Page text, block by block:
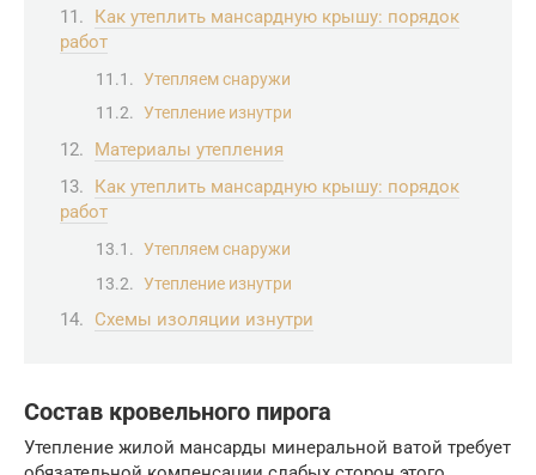
Как утеплить мансардную крышу: порядок
работ
Утепляем снаружи
Утепление изнутри
Материалы утепления
Как утеплить мансардную крышу: порядок
работ
Утепляем снаружи
Утепление изнутри
Схемы изоляции изнутри
Состав кровельного пирога
Утепление жилой мансарды минеральной ватой требует